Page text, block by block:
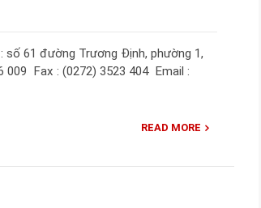
61 đường Trương Định, phường 1,
Fax : (0272) 3523 404 ​ Email :
READ MORE